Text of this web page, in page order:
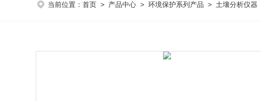
当前位置： 首页 > 产品中心 > 环境保护系列产品 > 土壤分析仪器